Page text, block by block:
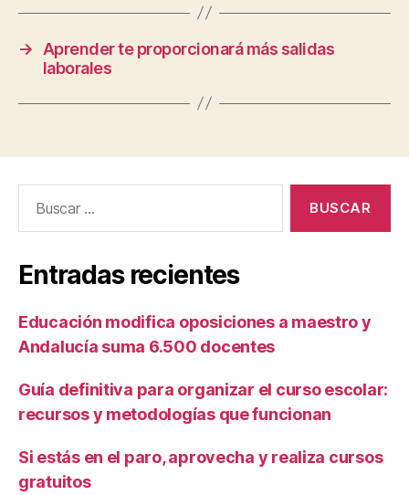
→
Aprender te proporcionará más salidas
laborales
Entradas recientes
Educación modifica oposiciones a maestro y
Andalucía suma 6.500 docentes
Guía definitiva para organizar el curso escolar:
recursos y metodologías que funcionan
Si estás en el paro, aprovecha y realiza cursos
gratuitos